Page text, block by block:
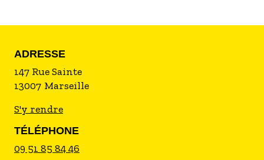
Juste prix pour le producteur.
ADRESSE
147 Rue Sainte
13007 Marseille
S'y rendre
TÉLÉPHONE
09 51 85 84 46